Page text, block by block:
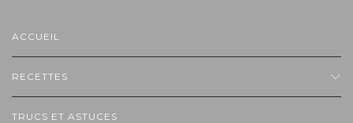
ACCUEIL
RECETTES
TRUCS ET ASTUCES